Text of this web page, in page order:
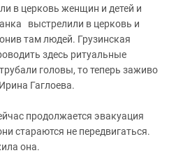
в церковь женщин и детей и
выстрелили в церковь и
там людей. Грузинская
здесь ритуальные
головы, то теперь заживо
Гаглоева.
продолжается эвакуация
стараются не передвигаться.
она.